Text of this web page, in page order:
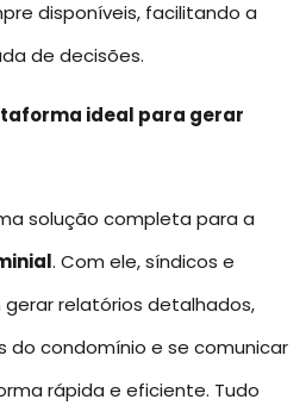
disponíveis, facilitando a
de decisões.
ideal para gerar
solução completa para a
. Com ele, síndicos e
relatórios detalhados,
do condomínio e se comunicar
rápida e eficiente. Tudo